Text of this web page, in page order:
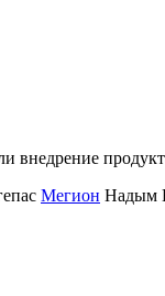
внедрение
Мегион Надым